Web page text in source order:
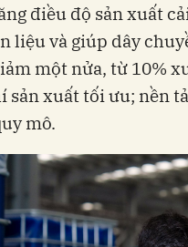
điều độ sản xuất
liệu và giúp dây
một nửa, từ 10%
sản xuất tối ưu; nền
mô.